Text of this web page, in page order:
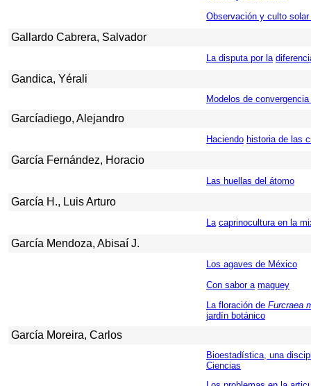
Observación y culto
Gallardo Cabrera, Salvador
La disputa por la
Gandica, Yérali
Modelos de
Garcíadiego, Alejandro
Haciendo historia de las
García Fernández, Horacio
Las huellas del átomo
García H., Luis Arturo
La caprinocultura en la
García Mendoza, Abisaí J.
Los agaves de México
Con sabor a maguey
La floración de Furcraea
jardín botánico
García Moreira, Carlos
Bioestadística, una
Ciencias